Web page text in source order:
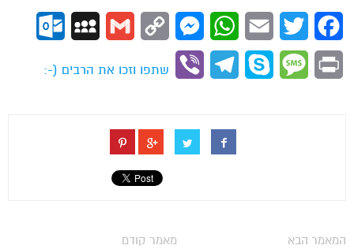
Facebook
Twitter
Email
WhatsApp
Messenger
Copy
Gmail
MySpace
Print
Message
Skype
Telegram
Viber
שתפו וזכו את הרבים (-:
מאמר קודם
המאמר הבא